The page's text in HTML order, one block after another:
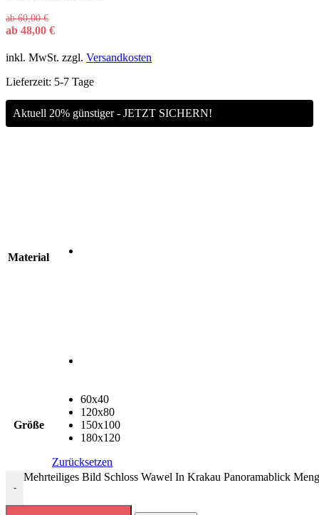
ab60,00€
ab 48,00 €
inkl. MwSt. zzgl. Versandkosten
Lieferzeit: 5-7 Tage
Aktuell 20% günstiger - JETZT SICHERN!
Material
Größe
60x40
120x80
150x100
180x120
Zurücksetzen
-
Mehrteiliges Bild Schloss Wawel In Krakau Panoramablick